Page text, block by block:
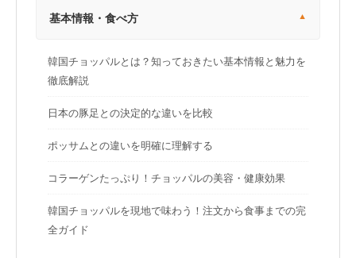
基本情報・食べ方
韓国チョッパルとは？知っておきたい基本情報と魅力を
徹底解説
日本の豚足との決定的な違いを比較
ポッサムとの違いを明確に理解する
コラーゲンたっぷり！チョッパルの美容・健康効果
韓国チョッパルを現地で味わう！注文から食事までの完
全ガイド